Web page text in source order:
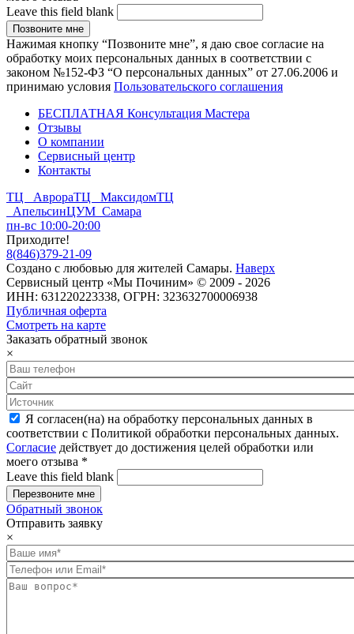
Leave this field blank
Нажимая кнопку “Позвоните мне”, я даю свое согласие на
обработку моих персональных данных в соответствии с
законом №152-ФЗ “О персональных данных” от 27.06.2006 и
принимаю условия Пользовательского соглашения
БЕСПЛАТНАЯ Консультация Мастера
Отзывы
О компании
Сервисный центр
Контакты
ТЦ АврораТЦ МаксидомТЦ
АпельсинЦУМ Самара
пн-вс 10:00-20:00
Приходите!
8(846)379-21-09
Создано с любовью для жителей Самары. Наверх
Сервисный центр «Мы Починим» © 2009 - 2026
ИНН: 631220223338, ОГРН: 323632700006938
Публичная оферта
Смотреть на карте
Заказать обратный звонок
×
Я согласен(на) на обработку персональных данных в
соответствии с Политикой обработки персональных данных.
Согласие действует до достижения целей обработки или
моего отзыва *
Leave this field blank
Обратный звонок
Отправить заявку
×